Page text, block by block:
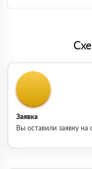
Заявка
Вы оставили заявку на